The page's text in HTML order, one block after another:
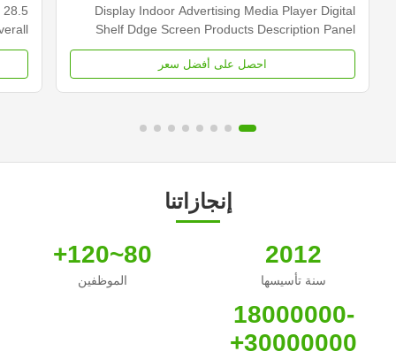
Display Indoor Advertising Media Player Digital
Shelf Ddge Screen Products Description Panel
type 23.1 inch LCD screen Installation Wall mount
Display dimension 585.6mm *48.19mm Display
احصل على أفضل سعر
28.5
إنجازاتنا
2012
سنة تأسيسها
80~120+
الموظفين
18000000-
30000000+